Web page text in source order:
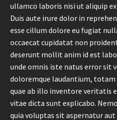
ullamco laboris nisi ut aliquip
Duis aute irure dolor in
esse cillum dolore eu fugiat
occaecat cupidatat non
deserunt mollit anim id est
unde omnis iste natus error sit
doloremque laudantium, totam
quae ab illo inventore veritatis
vitae dicta sunt explicabo.
quia voluptas sit aspernatur